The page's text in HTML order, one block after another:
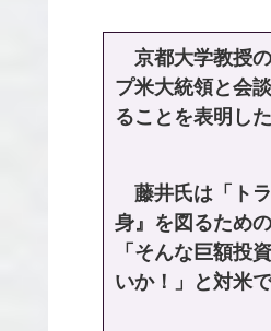
京都大学教授
プ米大統領と会
ることを表明し
藤井氏は「ト
身』を図るため
「そんな巨額投
いか！」と対米